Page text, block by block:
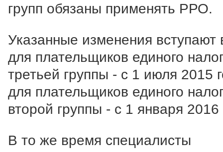
групп обязаны применять РРО.
Указанные изменения вступают
для плательщиков единого
третьей группы - с 1 июля 2015
для плательщиков единого
второй группы - с 1 января 2016
В то же время специалисты